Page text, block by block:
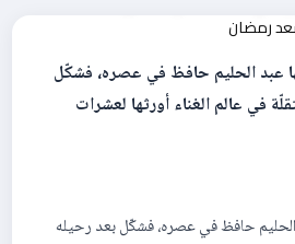
عبد الحليم حافظ في عصره، فشكّل
في عالم الغناء أورثها لعشرات
الحليم حافظ في عصره، فشكّل بعد رحيله